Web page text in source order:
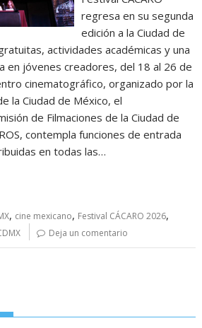
regresa en su segunda
edición a la Ciudad de
actividades académicas y una
en jóvenes creadores, del 18 al 26 de
cinematográfico, organizado por la
la Ciudad de México, el
de Filmaciones de la Ciudad de
contempla funciones de entrada
en todas las…
, cine mexicano, Festival CÁCARO 2026,
Deja un comentario